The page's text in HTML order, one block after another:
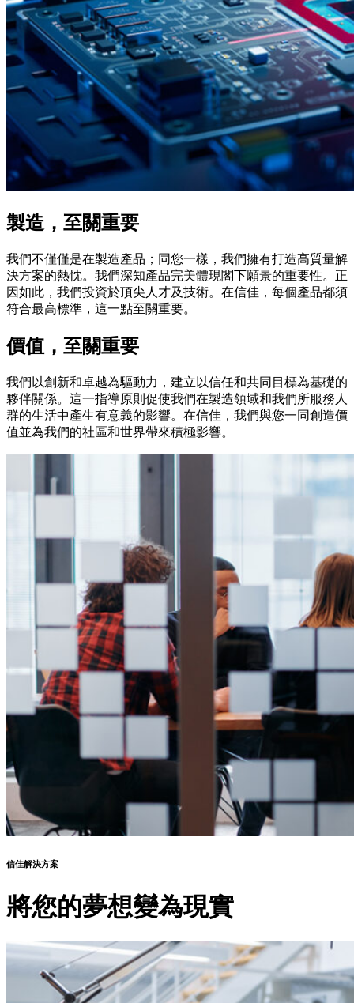
製造，至關重要
我們不僅僅是在製造產品；同您一樣，我們擁有打造高質量解
決方案的熱忱。我們深知產品完美體現閣下願景的重要性。正
因如此，我們投資於頂尖人才及技術。在信佳，每個產品都須
符合最高標準，這一點至關重要。
價值，至關重要
我們以創新和卓越為驅動力，建立以信任和共同目標為基礎的
夥伴關係。這一指導原則促使我們在製造領域和我們所服務人
群的生活中產生有意義的影響。在信佳，我們與您一同創造價
值並為我們的社區和世界帶來積極影響。
信佳解決方案
將您的夢想變為現實